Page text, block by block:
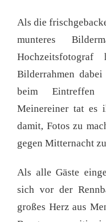
Als die
munteres
Bilderrahmen
beim Eintreffen
Meinereiner tat es
damit, Fotos zu
gegen Mitternacht
Als alle Gäste
sich vor der
großes Herz aus